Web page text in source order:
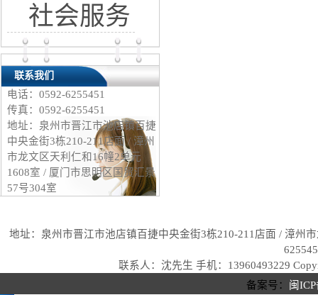
社会服务
联系我们
电话：0592-6255451
传真：0592-6255451
地址：泉州市晋江市池店镇百捷
中央金街3栋210-211店面 / 漳州
市龙文区天利仁和16幢2单元
1608室 / 厦门市思明区国贸汇景
57号304室
地址：泉州市晋江市池店镇百捷中央金街3栋210-211店面 / 漳州
联系人：沈先生 手机：13960493229
备案号： 闽